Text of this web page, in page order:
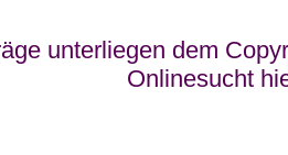
unterliegen dem
Onlinesucht